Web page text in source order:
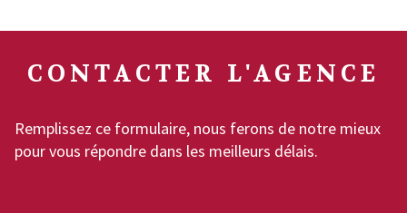
CONTACTER L'AGENCE
Remplissez ce formulaire, nous ferons de notre mieux
pour vous répondre dans les meilleurs délais.